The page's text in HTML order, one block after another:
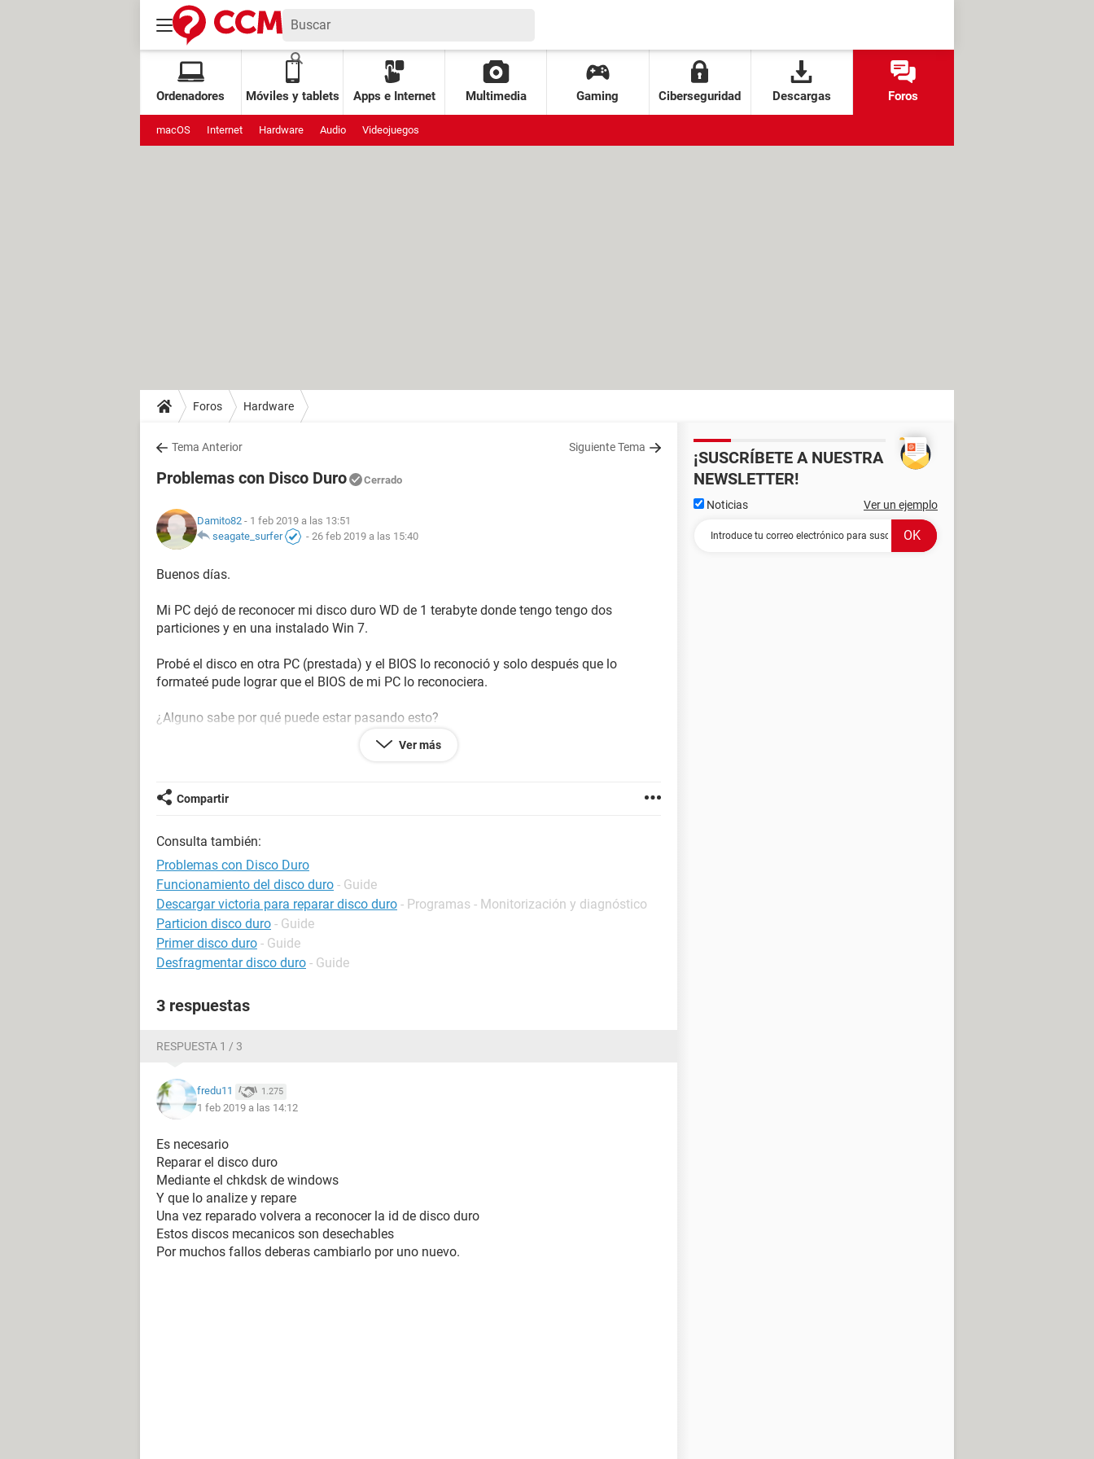
Ordenadores Móviles y tablets Apps e Internet Multimedia Gaming Ciberseguridad Descargas Foros
macOS Internet Hardware Audio Videojuegos
Foros Hardware
Tema Anterior Siguiente Tema
Problemas con Disco Duro Cerrado
Damito82 - 1 feb 2019 a las 13:51
seagate_surfer
- 26 feb 2019 a las 15:40
Buenos días.
Mi PC dejó de reconocer mi disco duro WD de 1 terabyte donde tengo tengo dos
particiones y en una instalado Win 7.
Probé el disco en otra PC (prestada) y el BIOS lo reconoció y solo después que lo
formateé pude lograr que el BIOS de mi PC lo reconociera.
¿Alguno sabe por qué puede estar pasando esto?
Ojo, aviso que mi PC tiene otro disco duro y lo reconoce perfectamente.
Agradezco cualquier ayuda para resovler este enigma.
Ver más
Compartir
Consulta también:
Problemas con Disco Duro
Funcionamiento del disco duro - Guide
Descargar victoria para reparar disco duro - Programas - Monitorización y diagnóstico
Particion disco duro - Guide
Primer disco duro - Guide
Desfragmentar disco duro - Guide
3 respuestas
RESPUESTA 1 / 3
fredu11 1.275
1 feb 2019 a las 14:12
Es necesario
Reparar el disco duro
Mediante el chkdsk de windows
Y que lo analize y repare
Una vez reparado volvera a reconocer la id de disco duro
Estos discos mecanicos son desechables
Por muchos fallos deberas cambiarlo por uno nuevo.
¡SUSCRÍBETE A NUESTRA
NEWSLETTER!
Noticias Ver un ejemplo